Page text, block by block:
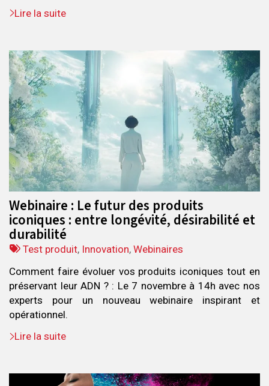
Lire la suite
Webinaire : Le futur des produits
iconiques : entre longévité, désirabilité et
durabilité
Tags
Test produit, Innovation,Webinaires
Comment faire évoluer vos produits iconiques tout en
préservant leur ADN ? : Le 7 novembre à 14h avec nos
experts pour un nouveau webinaire inspirant et
opérationnel.
Lire la suite